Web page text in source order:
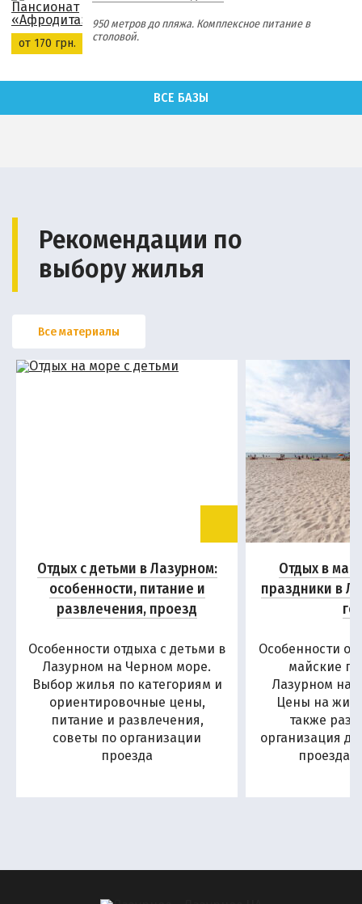
от 170 грн.
950 метров до пляжа. Комплексное питание в
столовой.
ВСЕ БАЗЫ
Рекомендации по
выбору жилья
Все материалы
Отдых с детьми в Лазурном:
особенности, питание и
развлечения, проезд
Особенности отдыха с детьми в
Лазурном на Черном море.
Выбор жилья по категориям и
ориентировочные цены,
питание и развлечения,
советы по организации
проезда
Отдых в мае
праздники в
Особенности
майские
Лазурном на
Цены на
также
организация
проезда